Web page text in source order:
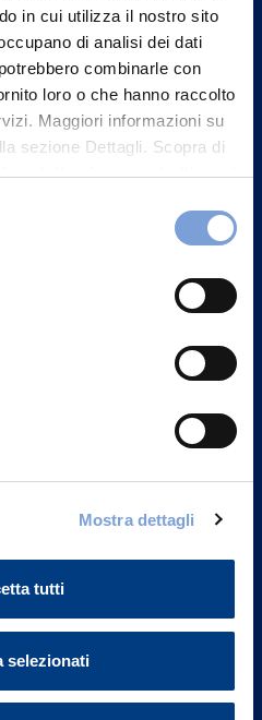
in cui utilizza il nostro sito
di analisi dei dati
combinarle con
loro o che hanno raccolto
Maggiori informazioni su
sezione Dettagli. Scopra di
contattarci e come trattiamo i
nella sezione "Informativa
Mostra dettagli
tutti
selezionati